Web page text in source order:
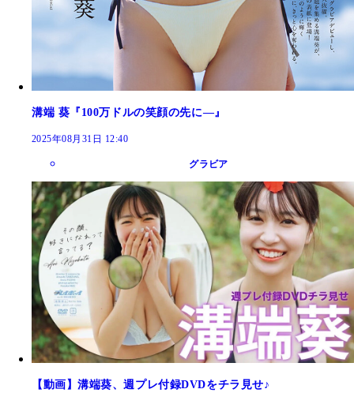
溝端 葵『100万ドルの笑顔の先に―』
2025年08月31日 12:40
グラビア
【動画】溝端葵、週プレ付録DVDをチラ見せ♪